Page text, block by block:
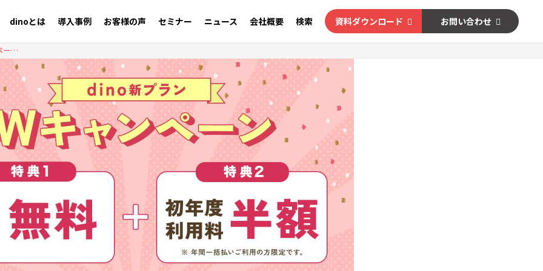
dinoとは 導入事例 お客様の声 セミナー ニュース 会社概要 検索 資料ダウンロード お問い合わせ
【dinoをご利用のお客様限定】dino新プラン半額キャンペーン 〜使い慣れたdinoで、もう一つの情報発信拠点を〜